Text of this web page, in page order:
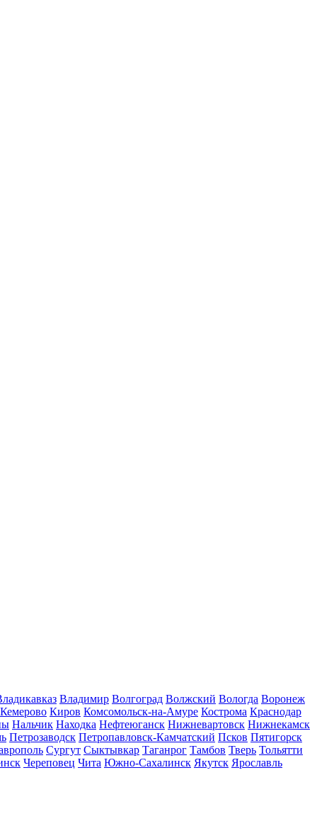
Владимир Волгоград Волжский Вологда Воронеж
Кемерово Киров Комсомольск-на-Амуре Кострома Краснодар
Нальчик Находка Нефтеюганск Нижневартовск Нижнекамск
Петрозаводск Петропавловск-Камчатский Псков Пятигорск
Сургут Сыктывкар Таганрог Тамбов Тверь Тольятти
Череповец Чита Южно-Сахалинск Якутск Ярославль